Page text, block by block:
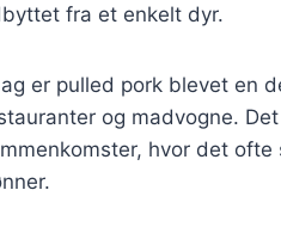
fra et enkelt dyr.
er pulled pork blevet en
og madvogne.
hvor det